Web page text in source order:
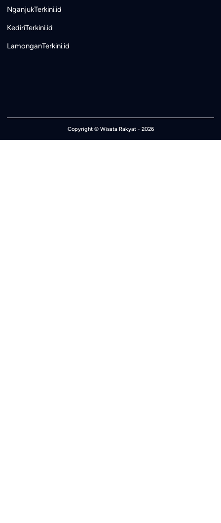
NganjukTerkini.id
KediriTerkini.id
LamonganTerkini.id
Copyright © Wisata Rakyat- 2026